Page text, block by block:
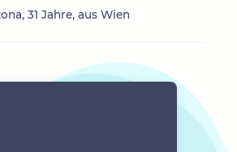
31 Jahre, aus Wien